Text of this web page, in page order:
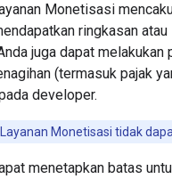
Monetisasi
ringkasan
juga dapat
(termasuk pajak
developer.
Layanan Monetisasi tidak
menetapkan batas